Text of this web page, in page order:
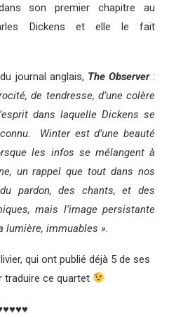
son premier chapitre au
Dickens et elle le fait
journal anglais, The Observer:
de tendresse, d’une colère
dans laquelle Dickens se
Winter est d’une beauté
les infos se mélangent à
un rappel que tout dans nos
pardon, des chants, et des
mais l’image persistante
lumière, immuables ».
qui ont publié déjà 5 de ses
traduire ce quartet